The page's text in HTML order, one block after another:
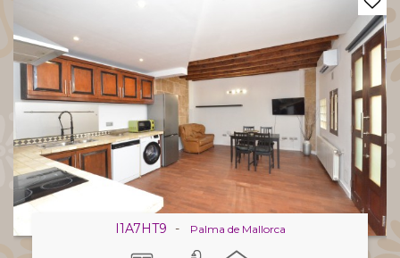
I1A7HT9 - Palma de Mallorca